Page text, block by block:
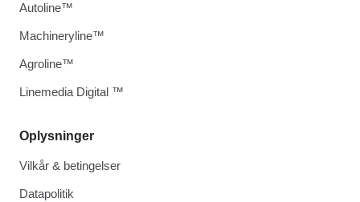
Oplysninger
Vilkår & betingelser
Datapolitik
Autoline™
Machineryline™
Agroline™
Linemedia Digital ™